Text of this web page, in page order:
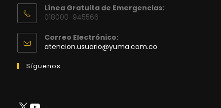
Línea Gratuita de Emergencias:
018000-945566
Correo Electrónico:
atencion.usuario@yuma.com.co
Síguenos